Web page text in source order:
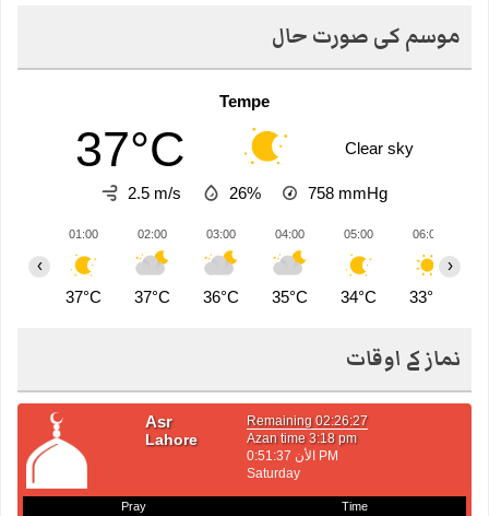
موسم کی صورت حال
Tempe
37°C Clear sky
2.5 m/s 26% 758 mmHg
01:00
37°C
02:00
37°C
03:00
36°C
04:00
35°C
05:00
34°C
06:00
33°C
‹ ›
نماز کے اوقات